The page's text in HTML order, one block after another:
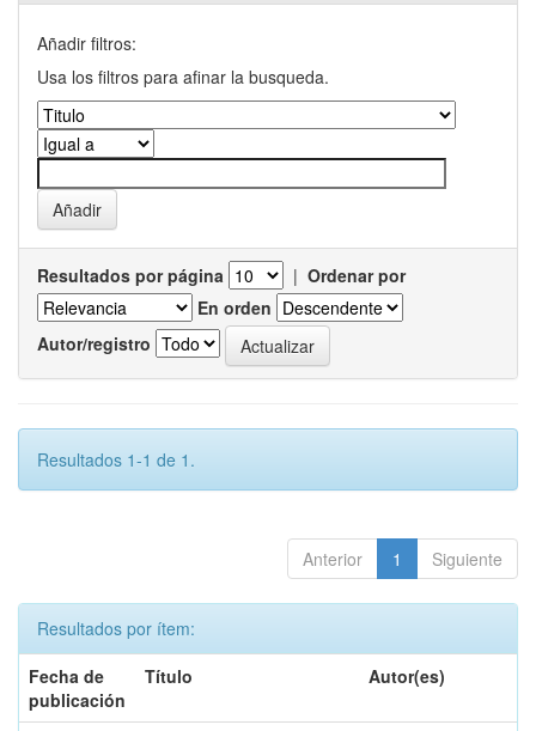
Añadir filtros:
Usa los filtros para afinar la busqueda.
Resultados por página | Ordenar por
En orden
Autor/registro
Resultados 1-1 de 1.
Anterior 1 Siguiente
Resultados por ítem:
Fecha de
publicación
Título Autor(es)